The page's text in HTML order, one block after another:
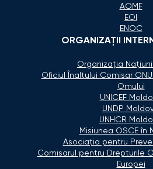
AOMF
EOI
ENOC
ORGANIZAŢII
Organizaţia
Oficiul Înaltului Comisar
Omului
UNICEF
UNDP
UNHCR
Misiunea OSCE în
Asociaţia pentru
Comisarul pentru Drepturile
Europei